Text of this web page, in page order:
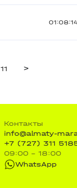
11 >
Контакты
info@almaty-
+7 (727) 311
09:00 - 18:00
WhatsApp